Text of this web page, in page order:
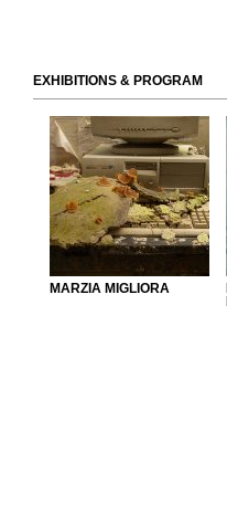
EXHIBITIONS & PROGRAM
MARZIA MIGLIORA